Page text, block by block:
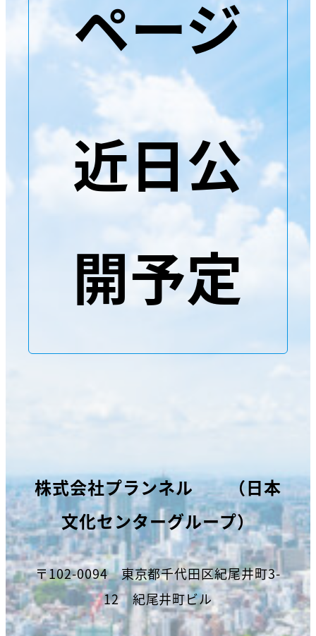
ページ
近日公
開予定
株式会社プランネル （日本
文化センターグループ）
〒102-0094 東京都千代田区紀尾井町3-
12 紀尾井町ビル